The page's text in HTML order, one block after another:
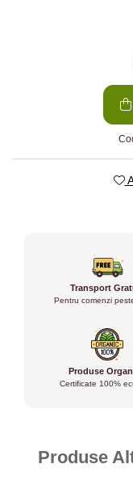
Transport
Pentru comenzi
Produse
Certificate 100%
Produse